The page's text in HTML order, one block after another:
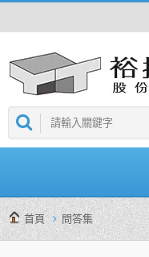
首頁 問答集